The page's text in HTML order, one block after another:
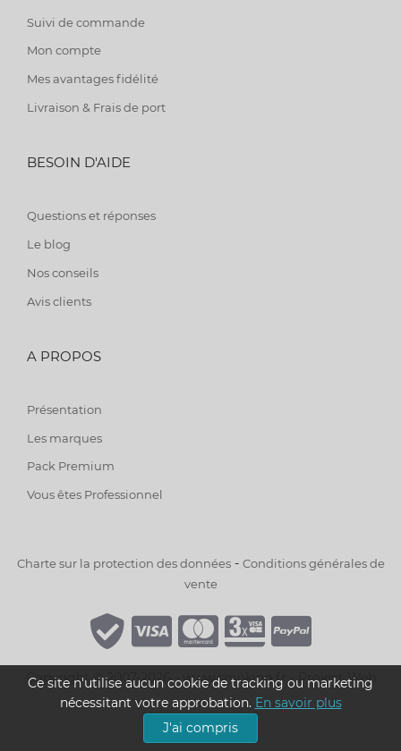
Suivi de commande
Mon compte
Mes avantages fidélité
Livraison & Frais de port
BESOIN D'AIDE
Questions et réponses
Le blog
Nos conseils
Avis clients
A PROPOS
Présentation
Les marques
Pack Premium
Vous êtes Professionnel
Charte sur la protection des données- Conditions générales de
vente
Copyright © 2007-2026 - www.smoking.fr -Project Web
Ce site n'utilise aucun cookie de tracking ou marketing
nécessitant votre approbation. En savoir plus
J'ai compris